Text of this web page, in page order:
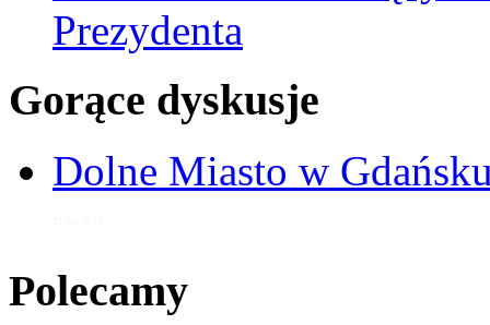
Prezydenta
Gorące dyskusje
Dolne Miasto w
Polecamy